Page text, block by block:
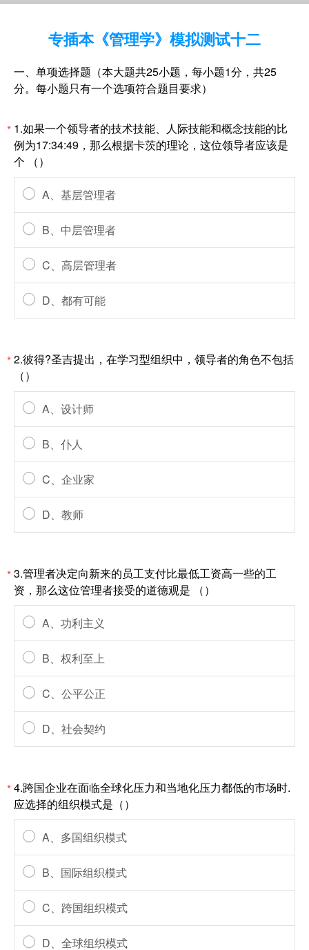
专插本《管理学》模拟测试十二
一、单项选择题（本大题共25小题，每小题1分，共25
分。每小题只有一个选项符合题目要求）
* 1.如果一个领导者的技术技能、人际技能和概念技能的比
例为17:34:49，那么根据卡茨的理论，这位领导者应该是
个 （）
A、基层管理者
B、中层管理者
C、高层管理者
D、都有可能
*2.彼得?圣吉提出，在学习型组织中，领导者的角色不包括
（）
A、设计师
B、仆人
C、企业家
D、教师
*3.管理者决定向新来的员工支付比最低工资高一些的工
资，那么这位管理者接受的道德观是 （）
A、功利主义
B、权利至上
C、公平公正
D、社会契约
*4.跨国企业在面临全球化压力和当地化压力都低的市场时.
应选择的组织模式是（）
A、多国组织模式
B、国际组织模式
C、跨国组织模式
D、全球组织模式